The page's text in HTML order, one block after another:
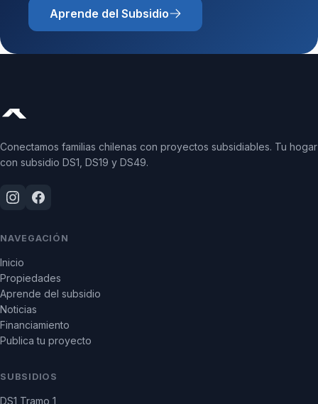
Aprende del Subsidio
Conectamos familias chilenas con proyectos subsidiables. Tu hogar
con subsidio DS1, DS19 y DS49.
NAVEGACIÓN
Inicio
Propiedades
Aprende del subsidio
Noticias
Financiamiento
Publica tu proyecto
SUBSIDIOS
DS1 Tramo 1